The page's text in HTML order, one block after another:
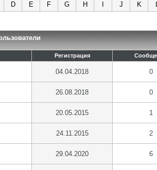
D E F G H J K
Регистрация
04.04.2018 0
26.08.2018 0
20.05.2015 1
24.11.2015 2
29.04.2020 6